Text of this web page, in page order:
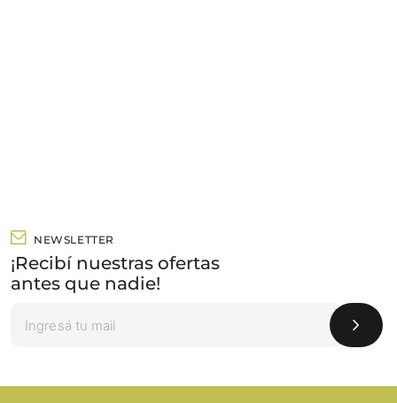
NEWSLETTER
¡Recibí nuestras ofertas
antes que nadie!